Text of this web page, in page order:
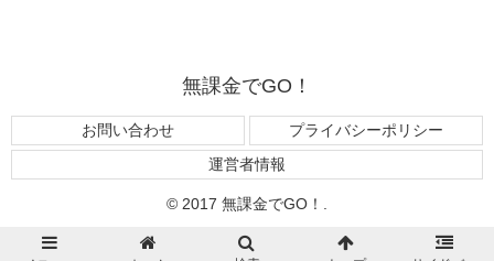
無課金でGO！
お問い合わせ
プライバシーポリシー
運営者情報
© 2017 無課金でGO！.